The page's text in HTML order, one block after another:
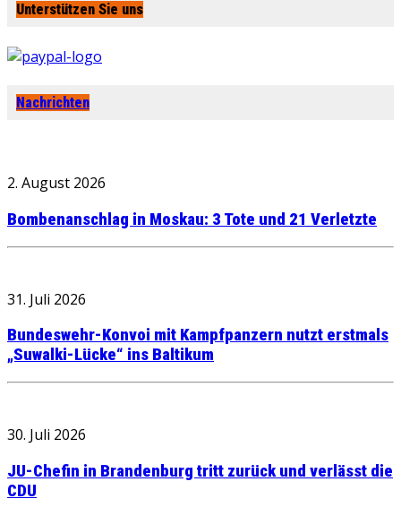
Unterstützen Sie uns
Nachrichten
2. August 2026
Bombenanschlag in Moskau: 3 Tote und 21 Verletzte
31. Juli 2026
Bundeswehr-Konvoi mit Kampfpanzern nutzt erstmals
„Suwalki-Lücke“ ins Baltikum
30. Juli 2026
JU-Chefin in Brandenburg tritt zurück und verlässt die
CDU